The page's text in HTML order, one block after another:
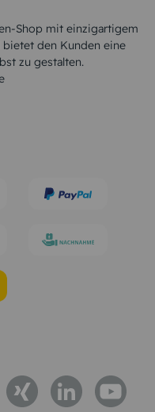
Shop mit einzigartigem
bietet den Kunden eine
zu gestalten.